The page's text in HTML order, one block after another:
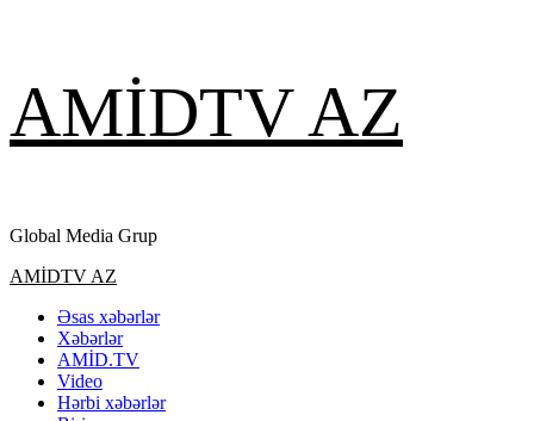
content
AMİDTV AZ
Global Media Grup
Primary
AMİDTV AZ
Əsas xəbərlər
Xəbərlər
AMİD.TV
Video
Hərbi xəbərlər